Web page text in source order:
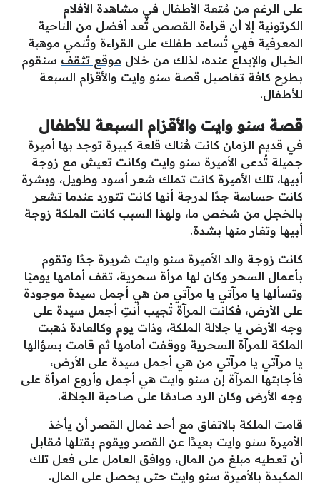
على الرغم من مُتعة الأطفال في مشاهدة الأفلام
الكرتونية إلا أن قراءة القصص تُعد أفضل من الناحية
المعرفية فهي تُساعد طفلك على القراءة وتُنمي موهبة
الخيال والإبداع عنده، لذلك من خلال موقع تثقف سنقوم
بطرح كافة تفاصيل قصة سنو وايت والأقزام السبعة
للأطفال.
قصة سنو وايت والأقزام السبعة للأطفال
في قديم الزمان كانت هُناك قلعة كبيرة توجد بها أميرة
جميلة تُدعى الأميرة سنو وايت وكانت تعيش مع زوجة
أبيها، تلك الأميرة كانت تملك شعر أسود وطويل، وبشرة
كانت حساسة جدًا لدرجة أنها كانت تتورد عندما تشعر
بالخجل من شخص ما، ولهذا السبب كانت الملكة زوجة
أبيها وتغار منها بشدة.
كانت زوجة والد الأميرة سنو وايت شريرة جدًا وتقوم
بأعمال السحر وكان لها مرأة سحرية، تقف أمامها يوميًا
وتسألها يا مرآتي يا مرآتي من هي أجمل سيدة موجودة
على الأرض، فكانت المرآة تُجيب أنتِ أجمل سيدة على
وجه الأرض يا جلالة الملكة، وذات يوم وكالعادة ذهبت
الملكة للمرآة السحرية ووقفت أمامها ثم قامت بسؤالها
يا مرآتي يا مرآتي من هي أجمل سيدة على الأرض،
فأجابتها المرآة إن سنو وايت هي أجمل وأروع امرأة على
وجه الأرض وكان الرد صادمًا على صاحبة الجلالة.
قامت الملكة بالاتفاق مع أحد عُمال القصر أن يأخذ
الأميرة سنو وايت بعيدًا عن القصر ويقوم بقتلها مُقابل
أن تعطيه مبلغ من المال، ووافق العامل على فعل تلك
المكيدة بالأميرة سنو وايت حتى يحصل على المال.